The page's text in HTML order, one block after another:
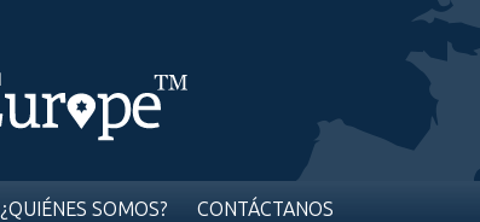
¿QUIÉNES SOMOS? CONTÁCTANOS